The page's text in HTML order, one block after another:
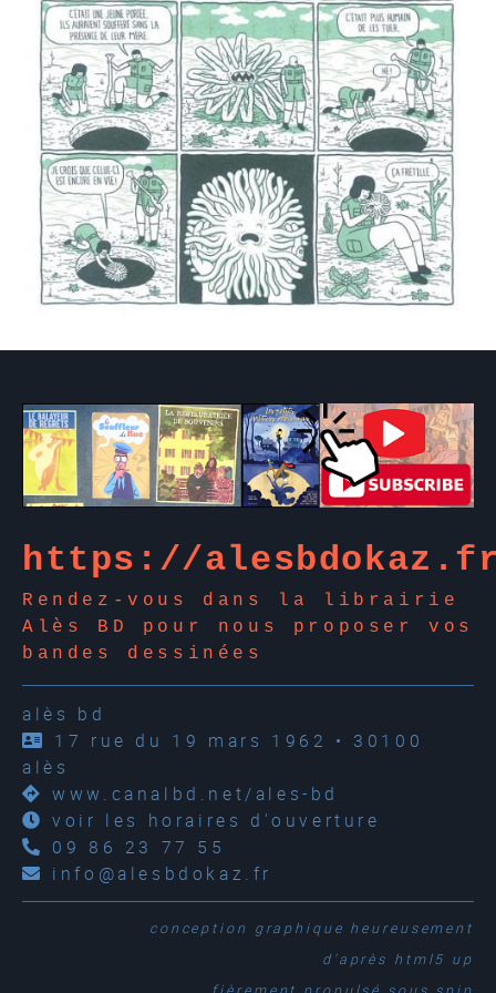
https://
Rendez-vous dans la librairie
Alès BD pour nous proposer vos
bandes dessinées
alès bd
17 rue du 19 mars 1962 • 30100
alès
www.canalbd.net/ales-bd
voir les horaires d'ouverture
09 86 23 77 55
info@alesbdokaz.fr
conception graphique heureusement
d'après html5 up